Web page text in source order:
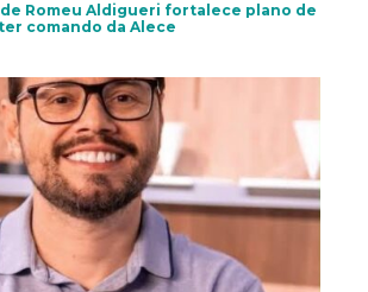
Romeu Aldigueri fortalece plano de
comando da Alece